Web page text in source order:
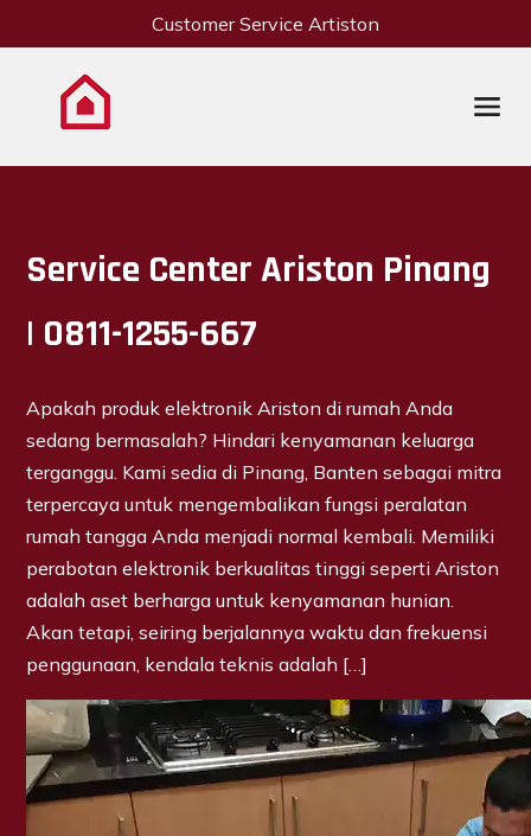
Customer Service Artiston
Service Center Ariston Pinang
| 0811-1255-667
Apakah produk elektronik Ariston di rumah Anda
sedang bermasalah? Hindari kenyamanan keluarga
terganggu. Kami sedia di Pinang, Banten sebagai mitra
terpercaya untuk mengembalikan fungsi peralatan
rumah tangga Anda menjadi normal kembali. Memiliki
perabotan elektronik berkualitas tinggi seperti Ariston
adalah aset berharga untuk kenyamanan hunian.
Akan tetapi, seiring berjalannya waktu dan frekuensi
penggunaan, kendala teknis adalah […]